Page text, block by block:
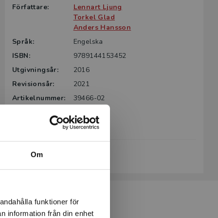
Om
funktioner för
information från din enhet
Författare:
Lennart Ljung
Torkel Glad
Anders Hansson
Språk:
Engelska
ISBN:
9789144153452
Utgivningsår:
2016
Revisionsår:
2021
Artikelnummer:
39466-02
484
Köp- och leveransvillkor